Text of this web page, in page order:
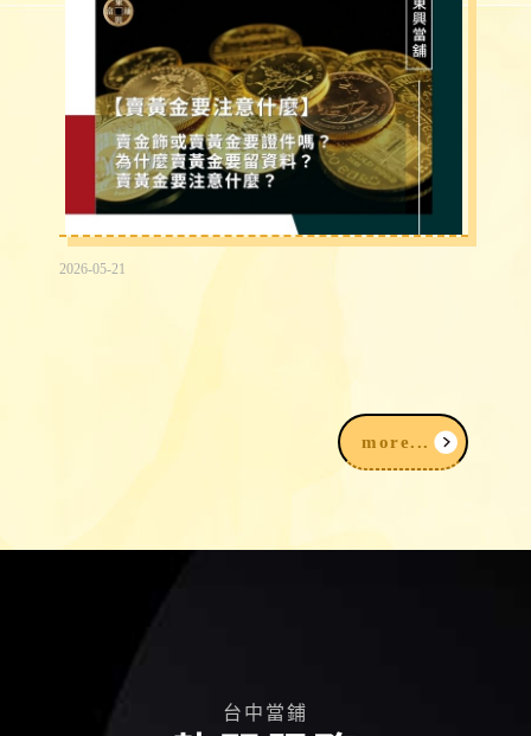
2026-05-21
備什麼？賣黃金注意事項一次看
more...
台中當鋪